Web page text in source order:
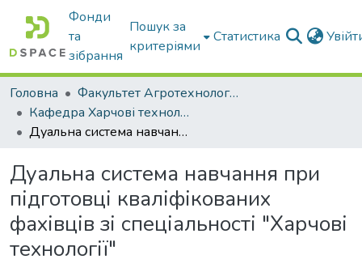
Фонди
та
зібрання
Пошук за
критеріями
Статистика
Головна
Факультет Агротехнологій та екології
Кафедра Харчові технологіі та готельно-ресторанна справа
Дуальна система навчання при підготовці кваліфікованих фахівців зі спеціальності "Харчові технології"
Дуальна система навчання при
підготовці кваліфікованих
фахівців зі спеціальності "Харчові
технології"